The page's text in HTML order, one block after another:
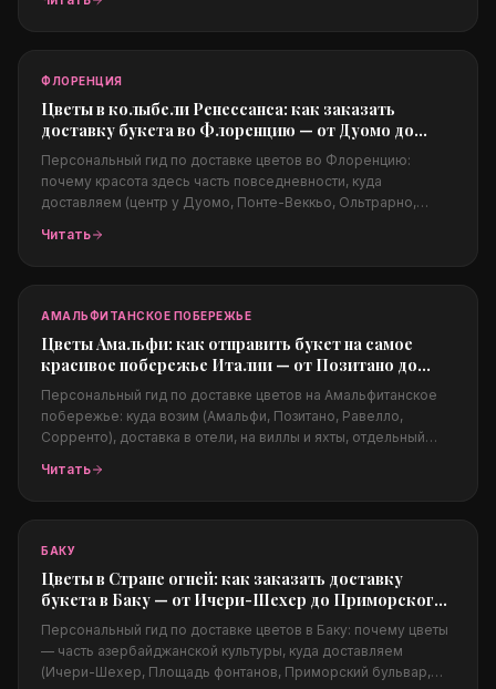
жаркому климату, цены в евро и заказ из-за границы.
ФЛОРЕНЦИЯ
Цветы в колыбели Ренессанса: как заказать
доставку букета во Флоренцию — от Дуомо до
Понте-Веккьо
Персональный гид по доставке цветов во Флоренцию:
почему красота здесь часть повседневности, куда
доставляем (центр у Дуомо, Понте-Веккьо, Ольтрарно,
годовщины, предложения на закате), цены в евро и заказ из-
Читать
АМАЛЬФИТАНСКОЕ ПОБЕРЕЖЬЕ
Цветы Амальфи: как отправить букет на самое
красивое побережье Италии — от Позитано до
Равелло
Персональный гид по доставке цветов на Амальфитанское
побережье: куда возим (Амальфи, Позитано, Равелло,
Сорренто), доставка в отели, на виллы и яхты, отдельный
какие цветы подходят климату, цены в евро и заказ из-за
Читать
БАКУ
Цветы в Стране огней: как заказать доставку
букета в Баку — от Ичери-Шехер до Приморского
бульвара
Персональный гид по доставке цветов в Баку: почему цветы
— часть азербайджанской культуры, куда доставляем
(Ичери-Шехер, Площадь фонтанов, Приморский бульвар,